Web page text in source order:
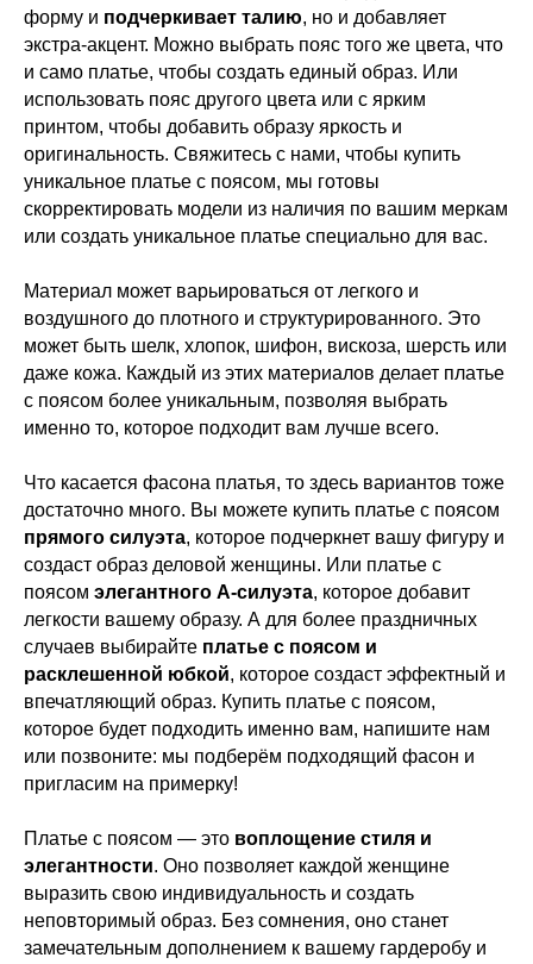
форму и подчеркивает талию, но и добавляет
экстра-акцент. Можно выбрать пояс того же цвета, что
и само платье, чтобы создать единый образ. Или
использовать пояс другого цвета или с ярким
принтом, чтобы добавить образу яркость и
оригинальность. Свяжитесь с нами, чтобы купить
уникальное платье с поясом, мы готовы
скорректировать модели из наличия по вашим меркам
или создать уникальное платье специально для вас.
Материал может варьироваться от легкого и
воздушного до плотного и структурированного. Это
может быть шелк, хлопок, шифон, вискоза, шерсть или
даже кожа. Каждый из этих материалов делает платье
с поясом более уникальным, позволяя выбрать
именно то, которое подходит вам лучше всего.
Что касается фасона платья, то здесь вариантов тоже
достаточно много. Вы можете купить платье с поясом
прямого силуэта, которое подчеркнет вашу фигуру и
создаст образ деловой женщины. Или платье с
поясом элегантного А-силуэта, которое добавит
легкости вашему образу. А для более праздничных
случаев выбирайте платье с поясом и
расклешенной юбкой, которое создаст эффектный и
впечатляющий образ. Купить платье с поясом,
которое будет подходить именно вам, напишите нам
или позвоните: мы подберём подходящий фасон и
пригласим на примерку!
Платье с поясом — это воплощение стиля и
элегантности. Оно позволяет каждой женщине
выразить свою индивидуальность и создать
неповторимый образ. Без сомнения, оно станет
замечательным дополнением к вашему гардеробу и